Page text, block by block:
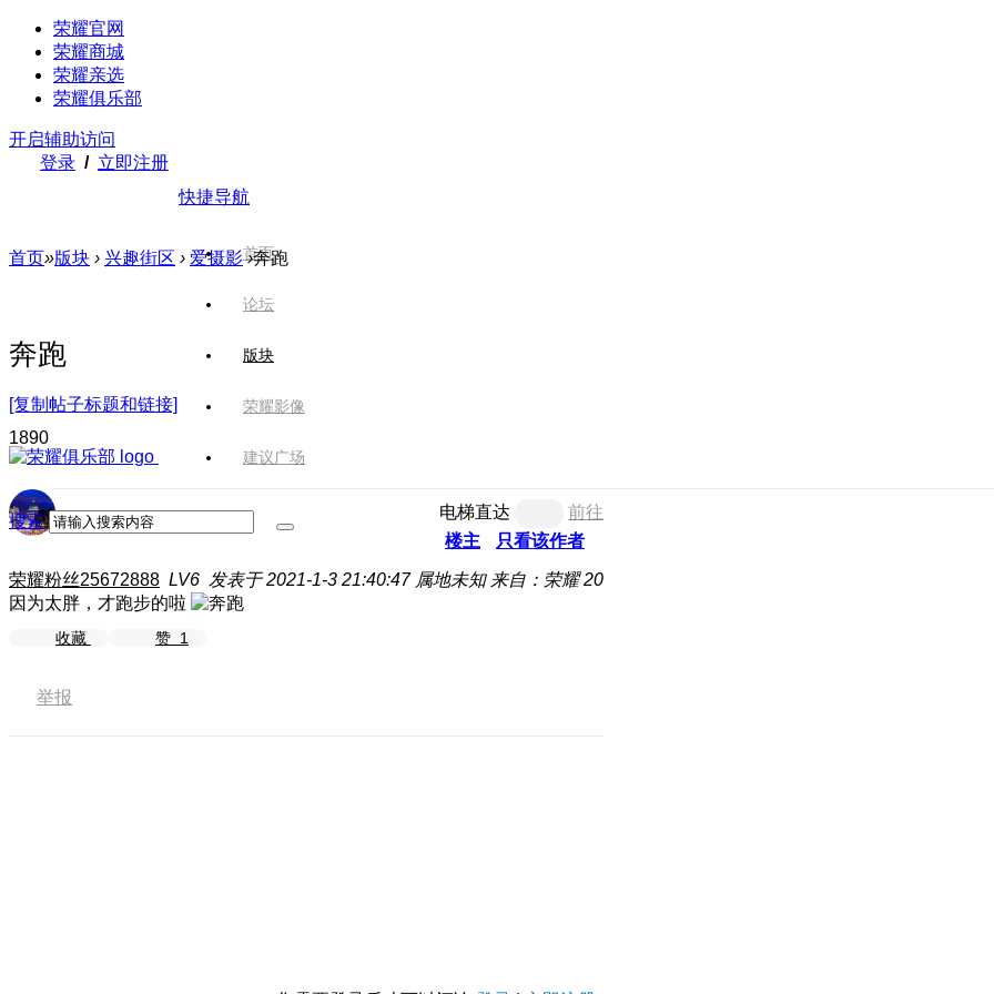
荣耀官网
荣耀商城
荣耀亲选
荣耀俱乐部
开启辅助访问
登录 / 立即注册
快捷导航
首页
论坛
版块
荣耀影像
建议广场
搜索
首页»版块 › 兴趣街区 › 爱摄影 ›奔跑
奔跑
[复制帖子标题和链接]
1890
电梯直达
前往
楼主
只看该作者
荣耀粉丝25672888 LV6 发表于 2021-1-3 21:40:47 属地未知 来自：荣耀 20
因为太胖，才跑步的啦
收藏 赞 1
举报